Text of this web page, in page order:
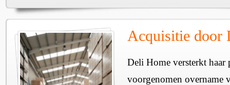
Acquisitie door
Deli Home versterkt haar
voorgenomen overname